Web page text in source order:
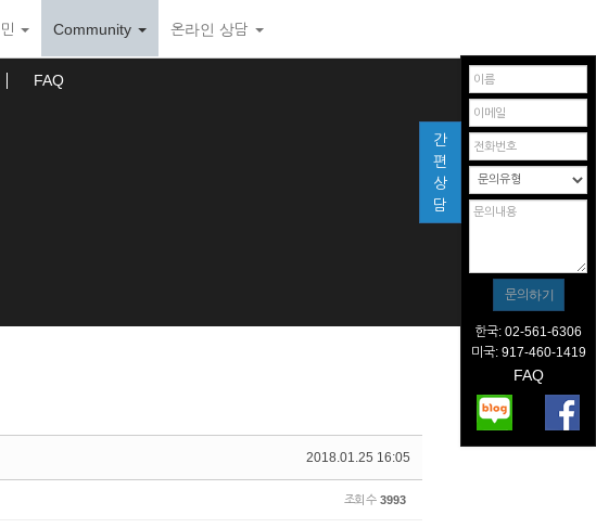
Community 온라인 상담
FAQ
2018.01.25 16:05
조회 수 3993
간
편
상
담
한국: 02-561-6306
미국: 917-460-1419
FAQ